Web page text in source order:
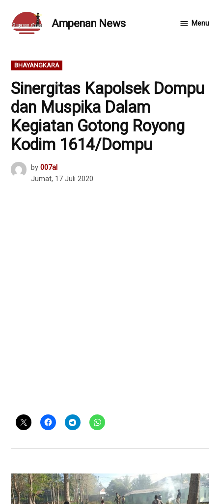
content
Ampenan News Menu
POSTED
IN
BHAYANGKARA
Sinergitas Kapolsek Dompu
dan Muspika Dalam
Kegiatan Gotong Royong
Kodim 1614/Dompu
by 007al
Jumat, 17 Juli 2020